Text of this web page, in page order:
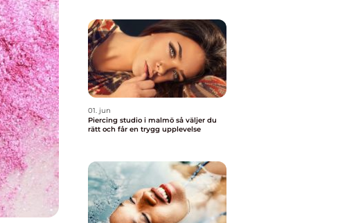
01. jun
Piercing studio i malmö så väljer du
rätt och får en trygg upplevelse